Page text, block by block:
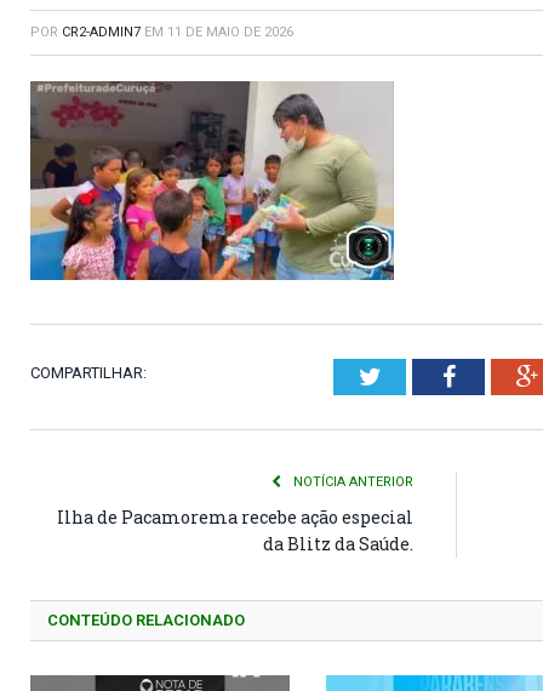
POR CR2-ADMIN7 EM 11 DE MAIO DE 2026
COMPARTILHAR: Twitter
NOTÍCIA ANTERIOR
Ilha de Pacamorema recebe ação especial
da Blitz da Saúde.
CONTEÚDO RELACIONADO